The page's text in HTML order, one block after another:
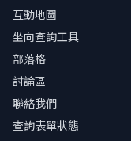
互動地圖
坐向查詢工具
部落格
討論區
聯絡我們
查詢表單狀態